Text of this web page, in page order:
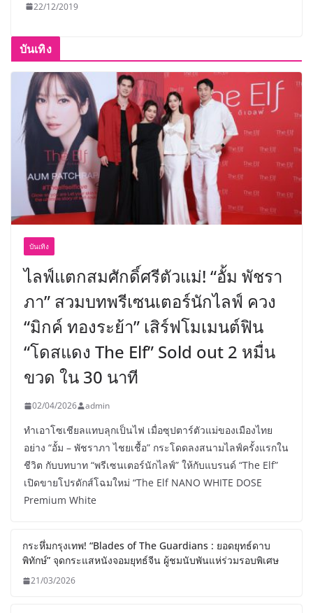
22/12/2019
บันเทิง
บันเทิง
ไลฟ์แตกสมศักดิ์ศรีตัวแม่! “อั้ม พัชรา
ภา” สวมบทพรีเซนเตอร์นักไลฟ์ ควง
“มิกค์ ทองระย้า” เสิร์ฟโมเมนต์ฟิน
“โดสแดง The Elf” Sold out 2 หมื่น
ขวด ใน 30 นาที
02/04/2026 admin
ทำเอาโซเชียลแทบลุกเป็นไฟ เมื่อซุปตาร์ตัวแม่ของเมืองไทย
อย่าง “อั้ม – พัชราภา ไชยเชื้อ” กระโดดลงสนามไลฟ์ครั้งแรกใน
ชีวิต กับบทบาท “พรีเซนเตอร์นักไลฟ์” ให้กับแบรนด์ “The Elf”
เปิดขายโปรดักส์โฉมใหม่ “The Elf NANO WHITE DOSE
Premium White
กระหึ่มกรุงเทพ! “Blades of The Guardians : ยอดยุทธ์ดาบ
พิทักษ์” จุดกระแสหนังจอมยุทธ์จีน ผู้ชมนับพันแห่ร่วมรอบพิเศษ
21/03/2026